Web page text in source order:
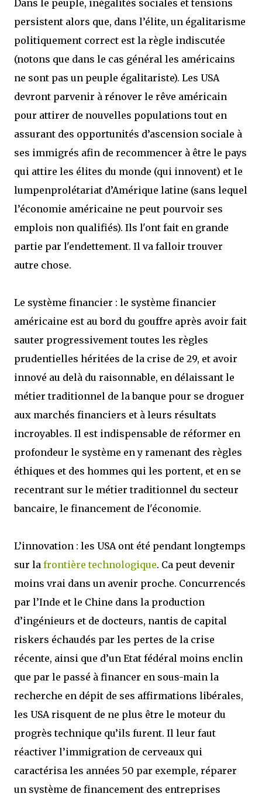
Dans le peuple, inégalités sociales et tensions
persistent alors que, dans l’élite, un égalitarisme
politiquement correct est la règle indiscutée
(notons que dans le cas général les américains
ne sont pas un peuple égalitariste). Les USA
devront parvenir à rénover le rêve américain
pour attirer de nouvelles populations tout en
assurant des opportunités d’ascension sociale à
ses immigrés afin de recommencer à être le pays
qui attire les élites du monde (qui innovent) et le
lumpenprolétariat d’Amérique latine (sans lequel
l’économie américaine ne peut pourvoir ses
emplois non qualifiés). Ils l'ont fait en grande
partie par l'endettement. Il va falloir trouver
autre chose.
Le système financier : le système financier
américaine est au bord du gouffre après avoir fait
sauter progressivement toutes les règles
prudentielles héritées de la crise de 29, et avoir
innové au delà du raisonnable, en délaissant le
métier traditionnel de la banque pour se droguer
aux marchés financiers et à leurs résultats
incroyables. Il est indispensable de réformer en
profondeur le système en y ramenant des règles
éthiques et des hommes qui les portent, et en se
recentrant sur le métier traditionnel du secteur
bancaire, le financement de l'économie.
L’innovation : les USA ont été pendant longtemps
sur la frontière technologique. Ca peut devenir
moins vrai dans un avenir proche. Concurrencés
par l’Inde et le Chine dans la production
d’ingénieurs et de docteurs, nantis de capital
riskers échaudés par les pertes de la crise
récente, ainsi que d’un Etat fédéral moins enclin
que par le passé à financer en sous-main la
recherche en dépit de ses affirmations libérales,
les USA risquent de ne plus être le moteur du
progrès technique qu’ils furent. Il leur faut
réactiver l’immigration de cerveaux qui
caractérisa les années 50 par exemple, réparer
un système de financement des entreprises